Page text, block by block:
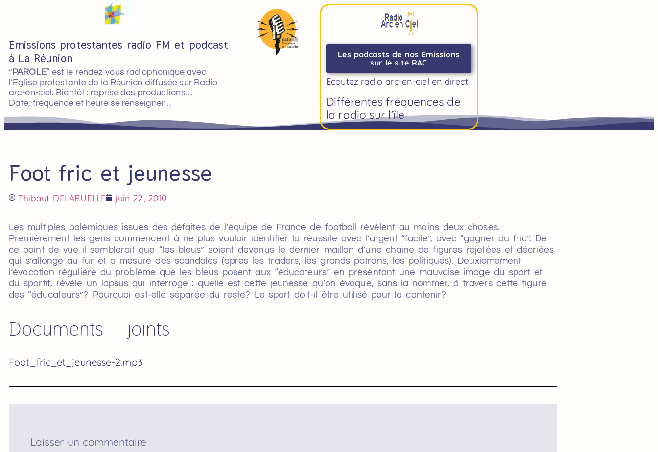
Emissions protestantes radio FM et podcast
à La Réunion
“ PAROLE” est le rendez-vous radiophonique avec
l’Eglise protestante de la Réunion diffusée sur Radio
arc-en-ciel. Bientôt : reprise des productions…
Date, fréquence et heure se renseigner…
Les podcasts de nos Emissions
sur le site RAC
Ecoutez radio arc-en-ciel en direct
Différentes fréquences de
la radio sur l’île
Foot fric et jeunesse
Thibaut DELARUELLE juin 22, 2010
Les multiples polémiques issues des défaites de l’équipe de France de football révèlent au moins deux choses.
Premièrement les gens commencent à ne plus vouloir identifier la réussite avec l’argent “facile”, avec “gagner du fric”. De
ce point de vue il semblerait que “les bleus” soient devenus le dernier maillon d’une chaine de figures rejetées et décriées
qui s’allonge au fur et à mesure des scandales (après les traders, les grands patrons, les politiques). Deuxièmement
l’évocation régulière du problème que les bleus posent aux “éducateurs” en présentant une mauvaise image du sport et
du sportif, révèle un lapsus qui interroge : quelle est cette jeunesse qu’on évoque, sans la nommer, à travers cette figure
des “éducateurs”? Pourquoi est-elle séparée du reste? Le sport doit-il être utilisé pour la contenir?
Documents joints
Foot_fric_et_jeunesse-2.mp3
Laisser un commentaire